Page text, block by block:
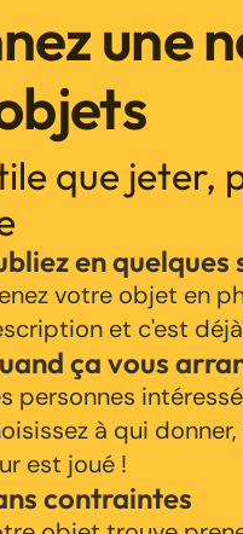
une
que jeter,
en quelques
votre objet en
et c'est
ça vous
personnes
à qui
est joué !
contraintes